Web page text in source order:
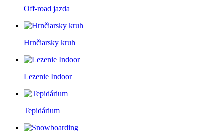
Off-road jazda
Hrnčiarsky kruh
Lezenie Indoor
Tepidárium